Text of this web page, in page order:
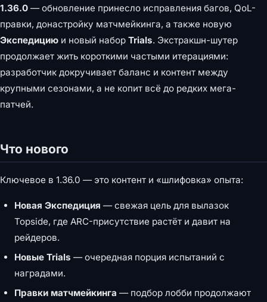
1.36.0 — обновление принесло исправления багов, QoL-
правки, донастройку матчмейкинга, а также новую
Экспедицию и новый набор Trials. Экстракшн-шутер
продолжает жить короткими частыми итерациями:
разработчик докручивает баланс и контент между
крупными сезонами, а не копит всё до редких мега-
патчей.
Что нового
Ключевое в 1.36.0 — это контент и «шлифовка» опыта:
Новая Экспедиция — свежая цель для вылазок
Topside, где ARC-присутствие растёт и давит на
рейдеров.
Новые Trials — очередная порция испытаний с
наградами.
Правки матчмейкинга — подбор лобби продолжают